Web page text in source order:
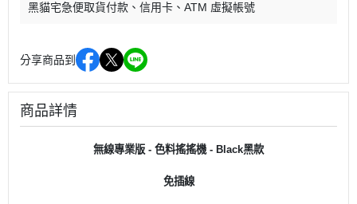
黑貓宅急便取貨付款
信用卡 ATM 虛擬帳號
分享商品到
商品詳情
無線專業版 - 色料搖搖機 - Black黑款
免插線